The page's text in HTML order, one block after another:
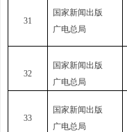
31
国家新闻出版
广电总局
32
国家新闻出版
广电总局
33
国家新闻出版
广电总局